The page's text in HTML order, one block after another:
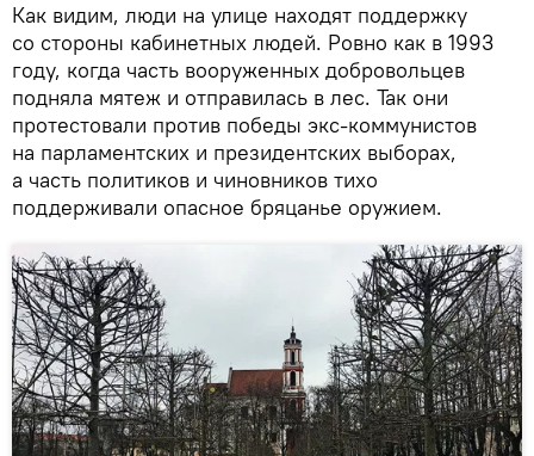
Как видим, люди на улице находят поддержку
со стороны кабинетных людей. Ровно как в 1993
году, когда часть вооруженных добровольцев
подняла мятеж и отправилась в лес. Так они
протестовали против победы экс-коммунистов
на парламентских и президентских выборах,
а часть политиков и чиновников тихо
поддерживали опасное бряцанье оружием.